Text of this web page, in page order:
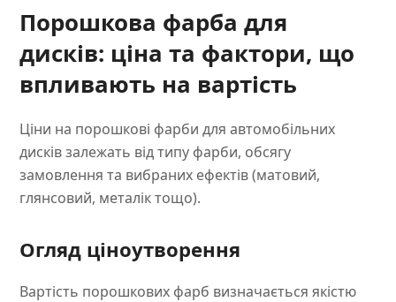
Порошкова фарба для
дисків: ціна та фактори, що
впливають на вартість
Ціни на порошкові фарби для автомобільних
дисків залежать від типу фарби, обсягу
замовлення та вибраних ефектів (матовий,
глянсовий, металік тощо).
Огляд ціноутворення
Вартість порошкових фарб визначається якістю